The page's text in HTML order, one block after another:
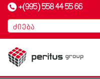
+(995) 558 44 55 66